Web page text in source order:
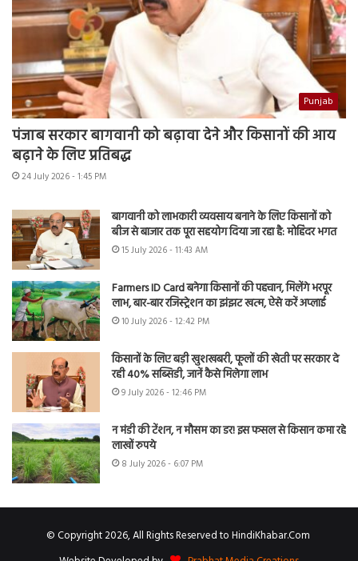
Punjab
पंजाब सरकार बागवानी को बढ़ावा देने और किसानों की आय
बढ़ाने के लिए प्रतिबद्ध
24 July 2026 - 1:45 PM
बागवानी को लाभकारी व्यवसाय बनाने के लिए किसानों को
बीज से बाजार तक पूरा सहयोग दिया जा रहा है: मोहिंदर भगत
15 July 2026 - 11:43 AM
Farmers ID Card बनेगा किसानों की पहचान, मिलेंगे भरपूर
लाभ, बार-बार रजिस्ट्रेशन का झंझट खत्म, ऐसे करें अप्लाई
10 July 2026 - 12:42 PM
किसानों के लिए बड़ी खुशखबरी, फूलों की खेती पर सरकार दे
रही 40% सब्सिडी, जानें कैसे मिलेगा लाभ
9 July 2026 - 12:46 PM
न मंडी की टेंशन, न मौसम का डर! इस फसल से किसान कमा रहे
लाखों रुपये
8 July 2026 - 6:07 PM
© Copyright 2026, All Rights Reserved to HindiKhabar.Com